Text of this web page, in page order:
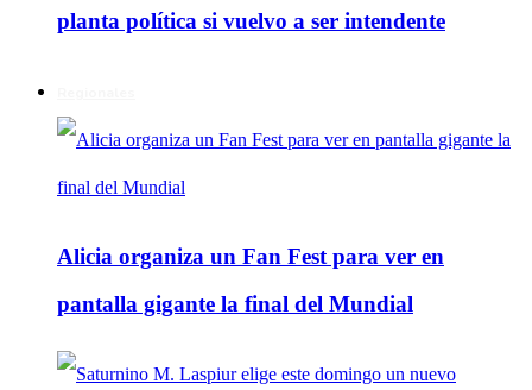
planta política si vuelvo a ser intendente
Alicia organiza un Fan Fest para ver en
pantalla gigante la final del Mundial